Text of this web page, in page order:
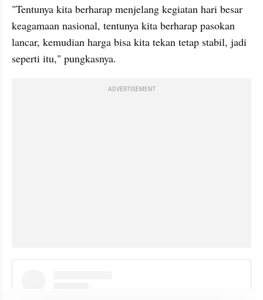
"Tentunya kita berharap menjelang kegiatan hari besar
keagamaan nasional, tentunya kita berharap pasokan
lancar, kemudian harga bisa kita tekan tetap stabil, jadi
seperti itu," pungkasnya.
ADVERTISEMENT